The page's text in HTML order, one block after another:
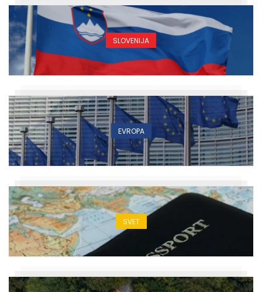
SLOVENIJA
EVROPA
SVET